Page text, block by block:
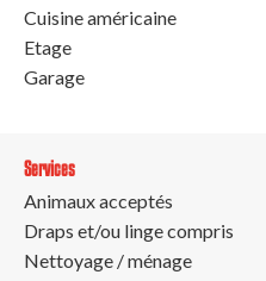
Cuisine américaine
Etage
Garage
Services
Animaux acceptés
Draps et/ou linge compris
Nettoyage / ménage